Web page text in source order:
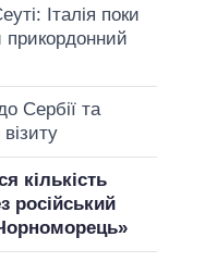
Італія поки
прикордонний
Сербії та
кількість
російський